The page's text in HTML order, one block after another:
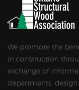
We promote the
in construction
exchange of
departments,